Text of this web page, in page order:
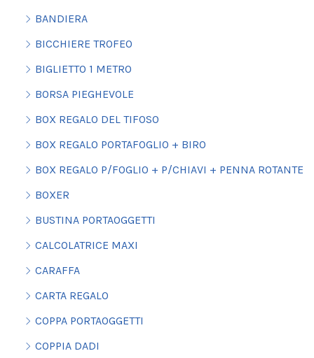
BANDIERA
BICCHIERE TROFEO
BIGLIETTO 1 METRO
BORSA PIEGHEVOLE
BOX REGALO DEL TIFOSO
BOX REGALO PORTAFOGLIO + BIRO
BOX REGALO P/FOGLIO + P/CHIAVI + PENNA ROTANTE
BOXER
BUSTINA PORTAOGGETTI
CALCOLATRICE MAXI
CARAFFA
CARTA REGALO
COPPA PORTAOGGETTI
COPPIA DADI